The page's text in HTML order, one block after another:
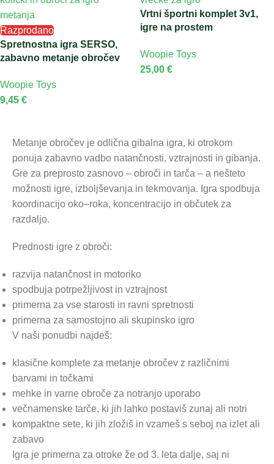
Razprodano
Spretnostna igra SERSO,
zabavno metanje obročev
Woopie Toys
9,45 €
Vrtni športni komplet 3v1,
igre na prostem
Woopie Toys
25,00 €
Metanje obročev je odlična gibalna igra, ki otrokom
ponuja zabavno vadbo natančnosti, vztrajnosti in gibanja.
Gre za preprosto zasnovo – obroči in tarča – a nešteto
možnosti igre, izboljševanja in tekmovanja. Igra spodbuja
koordinacijo oko–roka, koncentracijo in občutek za
razdaljo.
Prednosti igre z obroči:
razvija natančnost in motoriko
spodbuja potrpežljivost in vztrajnost
primerna za vse starosti in ravni spretnosti
primerna za samostojno ali skupinsko igro
V naši ponudbi najdeš:
klasične komplete za metanje obročev z različnimi
barvami in točkami
mehke in varne obroče za notranjo uporabo
večnamenske tarče, ki jih lahko postaviš zunaj ali notri
kompaktne sete, ki jih zložiš in vzameš s seboj na izlet ali
zabavo
Igra je primerna za otroke že od 3. leta dalje, saj ni